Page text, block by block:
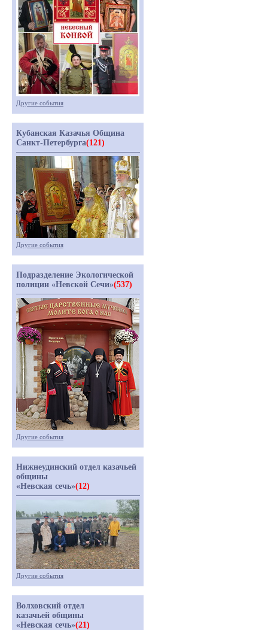
Другие события
Кубанская Казачья Община
Санкт-Петербурга(121)
Другие события
Подразделение Экологической
полиции «Невской Сечи»(537)
Другие события
Нижнеудинский отдел казачьей
общины
«Невская сечь»(12)
Другие события
Волховский отдел
казачьей общины
«Невская сечь»(21)